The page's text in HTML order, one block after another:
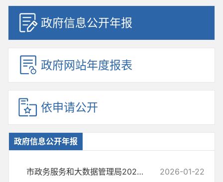
政府信息公开年报
政府网站年度报表
依申请公开
政府信息公开年报
市政务服务和大数据管理局2025年度政府信息公开工作年度报告 2026-01-22